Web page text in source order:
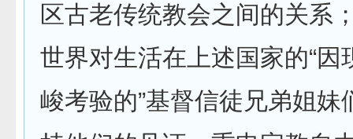
区古老传统教会之间的关系
世界对生活在上述国家的“因
峻考验的”基督信徒兄弟姐妹